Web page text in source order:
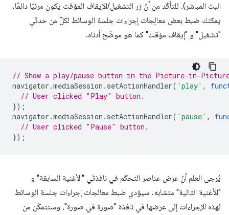
البث المباشر). للتأكّد من أنّ زر التشغيل/الإيقاف المؤقت يكون مرئيًا دائمًا،
يمكنك ضبط بعض معالِجات إجراءات جلسة الوسائط لكلّ من حدثَي
"تشغيل" و "إيقاف مؤقت" كما هو موضّح أدناه.
// Show a play/pause button in the Picture-in-Picture
navigator .mediaSession . setActionHandler( 'play' ,
// User clicked "Play" button.
});
navigator .mediaSession . setActionHandler( 'pause' ,
// User clicked "Pause" button.
});
يُرجى العِلم أنّ عرض عناصر التحكّم في نافذتَي "الأغنية السابقة" و
"الأغنية التالية" متشابه. سيؤدي ضبط معالجات إجراءات جلسة الوسائط
لهذه الإجراءات إلى عرضها في نافذة "صورة في صورة"، وستتمكّن من